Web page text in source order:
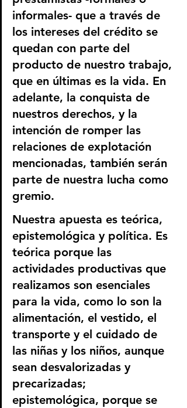
informales- que a través de
los intereses del crédito se
quedan con parte del
producto de nuestro trabajo,
que en últimas es la vida. En
adelante, la conquista de
nuestros derechos, y la
intención de romper las
relaciones de explotación
mencionadas, también serán
parte de nuestra lucha como
gremio.
Nuestra apuesta es teórica,
epistemológica y política. Es
teórica porque las
actividades productivas que
realizamos son esenciales
para la vida, como lo son la
alimentación, el vestido, el
transporte y el cuidado de
las niñas y los niños, aunque
sean desvalorizadas y
precarizadas;
epistemológica, porque se